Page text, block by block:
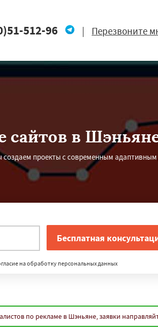
512-96 | Перезвоните
сайтов в
создаем проекты с современным
на обработку персональных данных
по рекламе в Шэньяне, заявки